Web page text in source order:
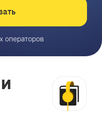
операторов